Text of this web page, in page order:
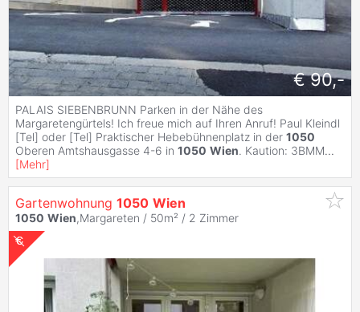
€ 90,-
PALAIS SIEBENBRUNN Parken in der Nähe des
Margaretengürtels! Ich freue mich auf Ihren Anruf! Paul Kleindl
[Tel] oder [Tel] Praktischer Hebebühnenplatz in der 1050
Oberen Amtshausgasse 4-6 in 1050 Wien. Kaution: 3BMM...
[Mehr]
Gartenwohnung 1050 Wien
1050 Wien,Margareten / 50m² / 2 Zimmer